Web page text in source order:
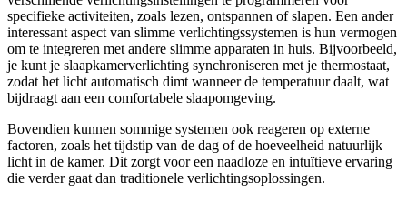
specifieke activiteiten, zoals lezen, ontspannen of slapen. Een ander
interessant aspect van slimme verlichtingssystemen is hun vermogen
om te integreren met andere slimme apparaten in huis. Bijvoorbeeld,
je kunt je slaapkamerverlichting synchroniseren met je thermostaat,
zodat het licht automatisch dimt wanneer de temperatuur daalt, wat
bijdraagt aan een comfortabele slaapomgeving.
Bovendien kunnen sommige systemen ook reageren op externe
factoren, zoals het tijdstip van de dag of de hoeveelheid natuurlijk
licht in de kamer. Dit zorgt voor een naadloze en intuïtieve ervaring
die verder gaat dan traditionele verlichtingsoplossingen.